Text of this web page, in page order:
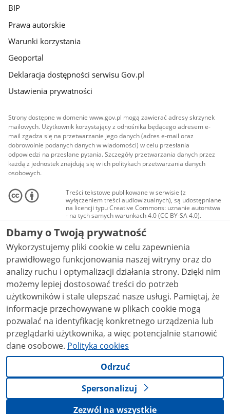
BIP
Prawa autorskie
Warunki korzystania
Geoportal
Deklaracja dostępności serwisu Gov.pl
Ustawienia prywatności
Strony dostępne w domenie www.gov.pl mogą zawierać adresy skrzynek
mailowych. Użytkownik korzystający z odnośnika będącego adresem e-
mail zgadza się na przetwarzanie jego danych (adres e-mail oraz
dobrowolnie podanych danych w wiadomości) w celu przesłania
odpowiedzi na przesłane pytania. Szczegóły przetwarzania danych przez
każdą z jednostek znajdują się w ich politykach przetwarzania danych
osobowych.
Treści tekstowe publikowane w serwisie (z
wyłączeniem treści audiowizualnych), są udostępniane
na licencji typu Creative Commons: uznanie autorstwa
- na tych samych warunkach 4.0 (CC BY-SA 4.0).
Materiały audiowizualne, w tym zdjęcia, materiały
audio i wideo, są udostępniane na licencji typu
Creative Commons: uznanie autorstwa użycie
niekomercyjne - bez utworów zależnych 4.0 (CC BY-
NC-ND 4.0), o ile nie jest to stwierdzone inaczej.
Dbamy o Twoją prywatność
Wykorzystujemy pliki cookie w celu zapewnienia
prawidłowego funkcjonowania naszej witryny oraz do
analizy ruchu i optymalizacji działania strony. Dzięki nim
możemy lepiej dostosować treści do potrzeb
użytkowników i stale ulepszać nasze usługi. Pamiętaj, że
informacje przechowywane w plikach cookie mogą
pozwalać na identyfikację konkretnego urządzenia lub
przeglądarki użytkownika, a więc potencjalnie stanowić
dane osobowe. Polityka cookies
Odrzuć
Spersonalizuj
Zezwól na wszystkie